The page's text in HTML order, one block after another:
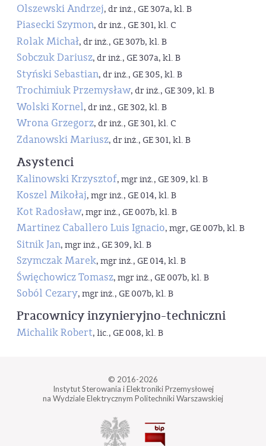
Olszewski Andrzej, dr inż., GE 307a, kl. B
Piasecki Szymon, dr inż., GE 301, kl. C
Rolak Michał, dr inż., GE 307b, kl. B
Sobczuk Dariusz, dr inż., GE 307a, kl. B
Styński Sebastian, dr inż., GE 305, kl. B
Trochimiuk Przemysław, dr inż., GE 309, kl. B
Wolski Kornel, dr inż., GE 302, kl. B
Wrona Grzegorz, dr inż., GE 301, kl. C
Zdanowski Mariusz, dr inż., GE 301, kl. B
Asystenci
Kalinowski Krzysztof, mgr inż., GE 309, kl. B
Koszel Mikołaj, mgr inż., GE 014, kl. B
Kot Radosław, mgr inż., GE 007b, kl. B
Martinez Caballero Luis Ignacio, mgr, GE 007b, kl. B
Sitnik Jan, mgr inż., GE 309, kl. B
Szymczak Marek, mgr inż., GE 014, kl. B
Święchowicz Tomasz, mgr inż., GE 007b, kl. B
Soból Cezary, mgr inż., GE 007b, kl. B
Pracownicy inzynieryjno-techniczni
Michalik Robert, lic., GE 008, kl. B
© 2016-2026
Instytut Sterowania i Elektroniki Przemysłowej
na Wydziale Elektrycznym Politechniki Warszawskiej